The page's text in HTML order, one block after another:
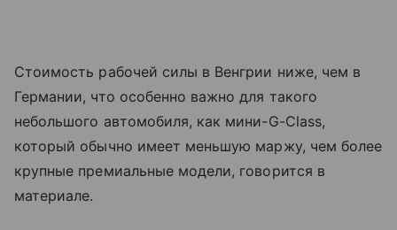
Стоимость рабочей силы в Венгрии ниже, чем в
Германии, что особенно важно для такого
небольшого автомобиля, как мини-G-Class,
который обычно имеет меньшую маржу, чем более
крупные премиальные модели, говорится в
материале.